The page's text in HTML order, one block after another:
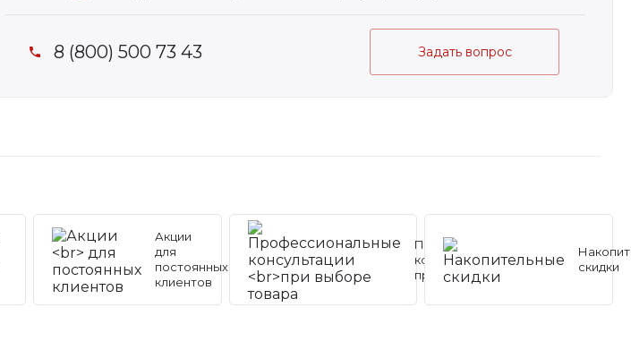
8 (800) 500 73 43 Задать вопрос
Акции
для
постоянных
клиентов
Профессиональные
консультации
при выборе товара
скидки